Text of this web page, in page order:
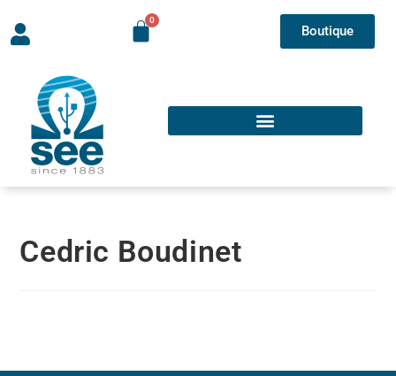
Boutique
Cedric Boudinet